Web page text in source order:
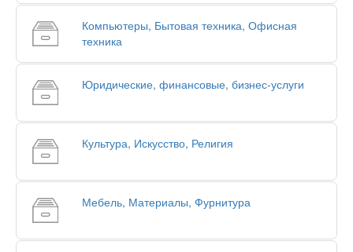
Компьютеры, Бытовая техника, Офисная
техника
Юридические, финансовые, бизнес-услуги
Культура, Искусство, Религия
Мебель, Материалы, Фурнитура